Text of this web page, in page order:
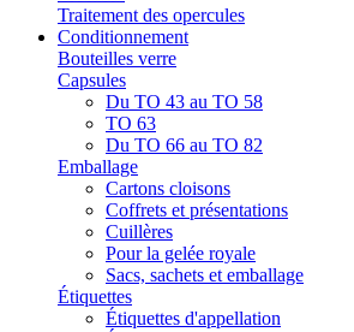
Traitement des opercules
Conditionnement
Bouteilles verre
Capsules
Du TO 43 au TO 58
TO 63
Du TO 66 au TO 82
Emballage
Cartons cloisons
Coffrets et présentations
Cuillères
Pour la gelée royale
Sacs, sachets et emballage
Étiquettes
Étiquettes d'appellation